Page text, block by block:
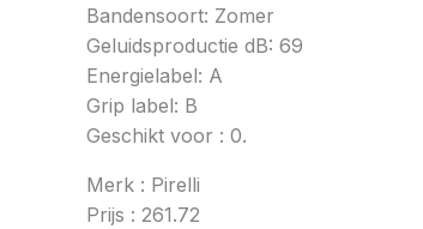
Bandensoort: Zomer
Geluidsproductie dB: 69
Energielabel: A
Grip label: B
Geschikt voor : 0.
Merk : Pirelli
Prijs : 261.72